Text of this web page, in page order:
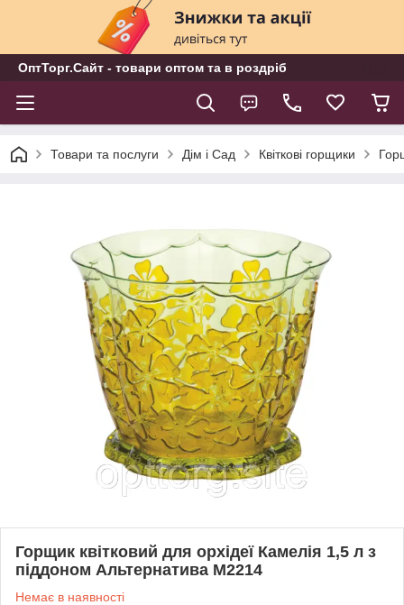
ОптТорг.Сайт - товари оптом та в роздріб
Товари та послуги Дім і Сад Квіткові горщики
Горщик квітковий для орхідеї Камелія 1,5 л з
піддоном Альтернатива М2214
Немає в наявності